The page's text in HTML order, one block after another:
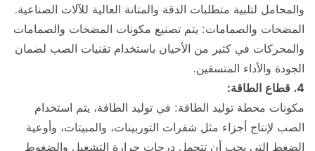
والمحامل لتلبية متطلبات الدقة والمتانة العالية للآلات الصناعية.
المضخات والصمامات: يتم تصنيع مكونات المضخات والصمامات
والمحركات في كثير من الأحيان باستخدام تقنيات الصب لضمان
الجودة والأداء المتسقين.
4. قطاع الطاقة:
مكونات محطة توليد الطاقة: في توليد الطاقة، يتم استخدام
الصب لإنتاج أجزاء مثل شفرات التوربينات، والمبيتات، وأوعية